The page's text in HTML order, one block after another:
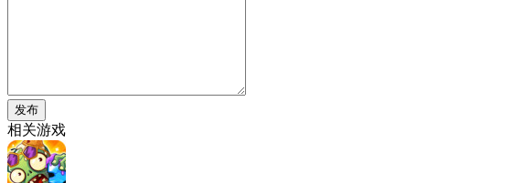
发布
相关游戏